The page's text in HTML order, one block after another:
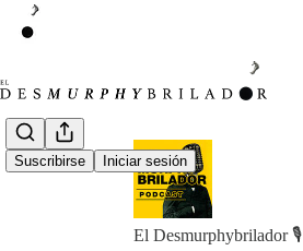
Suscribirse Iniciar sesión
El Desmurphybrilador 🎙️